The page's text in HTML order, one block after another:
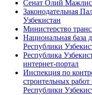
Сенат Олий
Законодательная
Узбекистан
Министерство
Национальная база
Республики
Республика
интернет-портал
Инспекция по
строительных
Республики